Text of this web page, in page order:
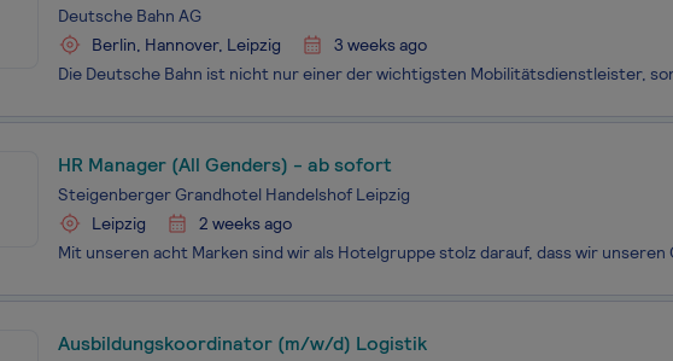
Deutsche Bahn AG
Berlin, Hannover, Leipzig
3 weeks ago
HR Manager (All Genders) - ab sofort
Steigenberger Grandhotel Handelshof Leipzig
Leipzig
2 weeks ago
Ausbildungskoordinator (m/w/d) Logistik